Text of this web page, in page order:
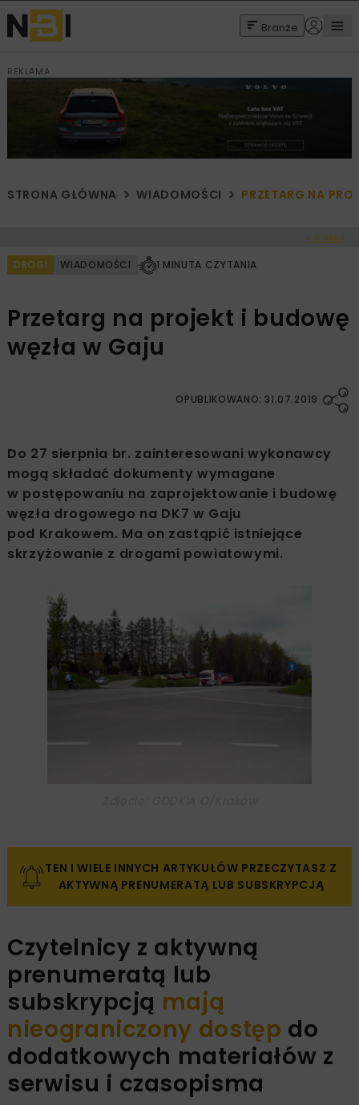
Branże
REKLAMA
STRONA GŁÓWNA WIADOMOŚCI PRZETARG NA
< Cofnij
DROGI WIADOMOŚCI 1 MINUTA CZYTANIA
Przetarg na projekt i budowę
węzła w Gaju
OPUBLIKOWANO: 31.07.2019
Do 27 sierpnia br. zainteresowani wykonawcy
mogą składać dokumenty wymagane
w postępowaniu na zaprojektowanie i budowę
węzła drogowego na DK7 w Gaju
pod Krakowem. Ma on zastąpić istniejące
skrzyżowanie z drogami powiatowymi.
TEN I WIELE INNYCH ARTYKUŁÓW PRZECZYTASZ Z
AKTYWNĄ PRENUMERATĄ LUB SUBSKRYPCJĄ
Czytelnicy z aktywną
prenumeratą lub
subskrypcją mają
nieograniczony dostęp do
dodatkowych materiałów z
serwisu i czasopisma